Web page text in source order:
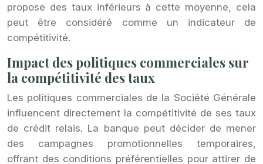
propose des taux inférieurs à cette moyenne, cela
peut être considéré comme un indicateur de
compétitivité.
Impact des politiques commerciales sur
la compétitivité des taux
Les politiques commerciales de la Société Générale
influencent directement la compétitivité de ses taux
de crédit relais. La banque peut décider de mener
des campagnes promotionnelles temporaires,
offrant des conditions préférentielles pour attirer de